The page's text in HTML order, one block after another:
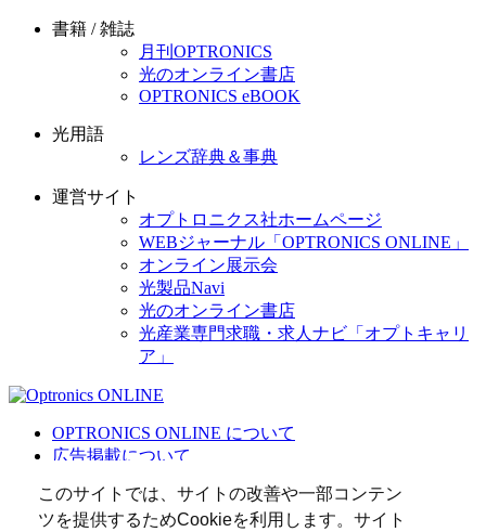
このサイトでは、サイトの改善や一部コンテン
ツを提供するためCookieを利用します。サイト
書籍 / 雑誌
月刊OPTRONICS
光のオンライン書店
OPTRONICS eBOOK
光用語
レンズ辞典＆事典
運営サイト
オプトロニクス社ホームページ
WEBジャーナル「OPTRONICS ONLINE」
オンライン展示会
光製品Navi
光のオンライン書店
光産業専門求職・求人ナビ「オプトキャリ
ア」
OPTRONICS ONLINE について
広告掲載について
個人情報
光関連リンク集